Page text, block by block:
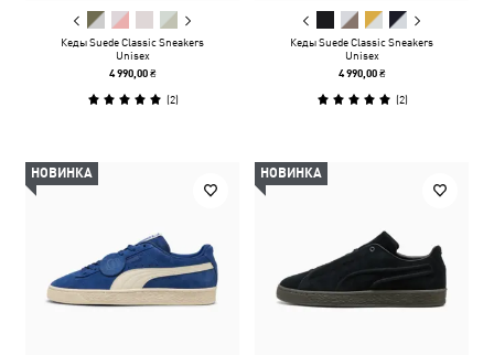
Кеды Suede Classic Sneakers
Unisex
4 990,00 ₴
(2)
Кеды Suede Classic Sneakers
Unisex
4 990,00 ₴
(2)
НОВИНКА НОВИНКА